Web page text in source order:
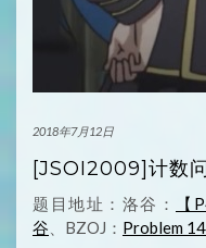
2018年7月12日
[JSOI2009]计数
题目地址：洛谷：
【
谷 、BZOJ： Problem